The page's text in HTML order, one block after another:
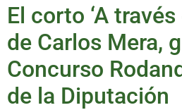
El corto ‘A
de Carlos Mera,
Concurso
de la Diputación